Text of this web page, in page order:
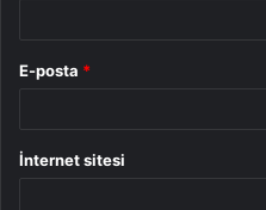
E-posta *
İnternet sitesi